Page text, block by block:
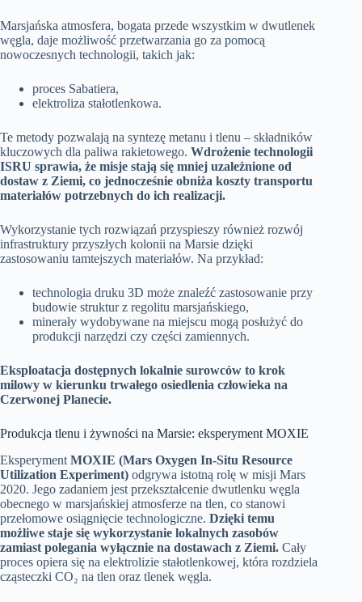
Marsjańska atmosfera, bogata przede wszystkim w dwutlenek
węgla, daje możliwość przetwarzania go za pomocą
nowoczesnych technologii, takich jak:
proces Sabatiera,
elektroliza stałotlenkowa.
Te metody pozwalają na syntezę metanu i tlenu – składników
kluczowych dla paliwa rakietowego. Wdrożenie technologii
ISRU sprawia, że misje stają się mniej uzależnione od
dostaw z Ziemi, co jednocześnie obniża koszty transportu
materiałów potrzebnych do ich realizacji.
Wykorzystanie tych rozwiązań przyspieszy również rozwój
infrastruktury przyszłych kolonii na Marsie dzięki
zastosowaniu tamtejszych materiałów. Na przykład:
technologia druku 3D może znaleźć zastosowanie przy
budowie struktur z regolitu marsjańskiego,
minerały wydobywane na miejscu mogą posłużyć do
produkcji narzędzi czy części zamiennych.
Eksploatacja dostępnych lokalnie surowców to krok
milowy w kierunku trwałego osiedlenia człowieka na
Czerwonej Planecie.
Produkcja tlenu i żywności na Marsie: eksperyment MOXIE
Eksperyment MOXIE (Mars Oxygen In-Situ Resource
Utilization Experiment) odgrywa istotną rolę w misji Mars
2020. Jego zadaniem jest przekształcenie dwutlenku węgla
obecnego w marsjańskiej atmosferze na tlen, co stanowi
przełomowe osiągnięcie technologiczne. Dzięki temu
możliwe staje się wykorzystanie lokalnych zasobów
zamiast polegania wyłącznie na dostawach z Ziemi. Cały
proces opiera się na elektrolizie stałotlenkowej, która rozdziela
cząsteczki CO₂ na tlen oraz tlenek węgla.